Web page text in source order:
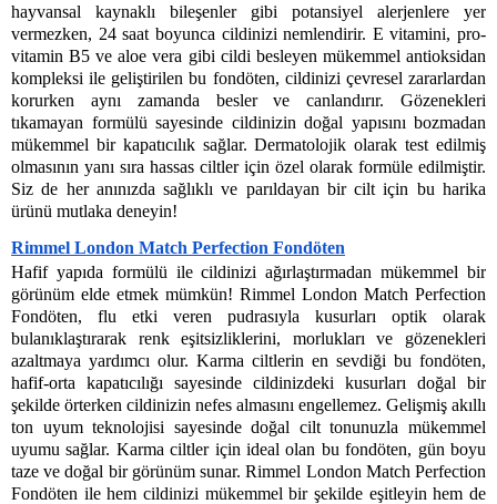
hayvansal kaynaklı bileşenler gibi potansiyel alerjenlere yer
vermezken, 24 saat boyunca cildinizi nemlendirir. E vitamini, pro-
vitamin B5 ve aloe vera gibi cildi besleyen mükemmel antioksidan
kompleksi ile geliştirilen bu fondöten, cildinizi çevresel zararlardan
korurken aynı zamanda besler ve canlandırır. Gözenekleri
tıkamayan formülü sayesinde cildinizin doğal yapısını bozmadan
mükemmel bir kapatıcılık sağlar. Dermatolojik olarak test edilmiş
olmasının yanı sıra hassas ciltler için özel olarak formüle edilmiştir.
Siz de her anınızda sağlıklı ve parıldayan bir cilt için bu harika
ürünü mutlaka deneyin!
Rimmel London Match Perfection Fondöten
Hafif yapıda formülü ile cildinizi ağırlaştırmadan mükemmel bir
görünüm elde etmek mümkün! Rimmel London Match Perfection
Fondöten, flu etki veren pudrasıyla kusurları optik olarak
bulanıklaştırarak renk eşitsizliklerini, morlukları ve gözenekleri
azaltmaya yardımcı olur. Karma ciltlerin en sevdiği bu fondöten,
hafif-orta kapatıcılığı sayesinde cildinizdeki kusurları doğal bir
şekilde örterken cildinizin nefes almasını engellemez. Gelişmiş akıllı
ton uyum teknolojisi sayesinde doğal cilt tonunuzla mükemmel
uyumu sağlar. Karma ciltler için ideal olan bu fondöten, gün boyu
taze ve doğal bir görünüm sunar. Rimmel London Match Perfection
Fondöten ile hem cildinizi mükemmel bir şekilde eşitleyin hem de